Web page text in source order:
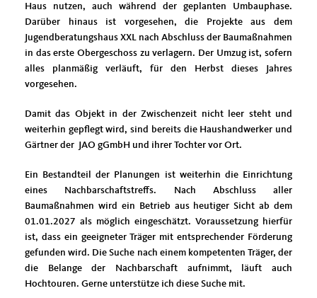
Haus nutzen, auch während der geplanten Umbauphase.
Darüber hinaus ist vorgesehen, die Projekte aus dem
Jugendberatungshaus XXL nach Abschluss der Baumaßnahmen
in das erste Obergeschoss zu verlagern. Der Umzug ist, sofern
alles planmäßig verläuft, für den Herbst dieses Jahres
vorgesehen.
Damit das Objekt in der Zwischenzeit nicht leer steht und
weiterhin gepflegt wird, sind bereits die Haushandwerker und
Gärtner der JAO gGmbH und ihrer Tochter vor Ort.
Ein Bestandteil der Planungen ist weiterhin die Einrichtung
eines Nachbarschaftstreffs. Nach Abschluss aller
Baumaßnahmen wird ein Betrieb aus heutiger Sicht ab dem
01.01.2027 als möglich eingeschätzt. Voraussetzung hierfür
ist, dass ein geeigneter Träger mit entsprechender Förderung
gefunden wird. Die Suche nach einem kompetenten Träger, der
die Belange der Nachbarschaft aufnimmt, läuft auch
Hochtouren. Gerne unterstütze ich diese Suche mit.